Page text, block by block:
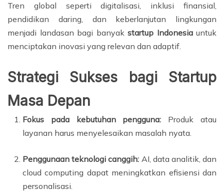
Tren global seperti digitalisasi, inklusi finansial,
pendidikan daring, dan keberlanjutan lingkungan
menjadi landasan bagi banyak startup Indonesiauntuk
menciptakan inovasi yang relevan dan adaptif.
Strategi Sukses bagi Startup
Masa Depan
Fokus pada kebutuhan pengguna: Produk atau
layanan harus menyelesaikan masalah nyata.
Penggunaan teknologi canggih: AI, data analitik, dan
cloud computing dapat meningkatkan efisiensi dan
personalisasi.